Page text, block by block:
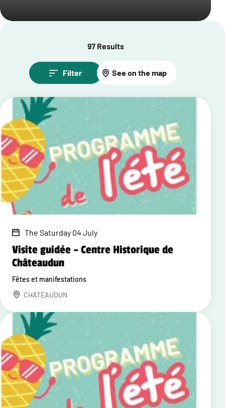
97 Results
Filter See on the map
The Saturday 04 July
Visite guidée – Centre Historique de
Châteaudun
Fêtes et manifestations
CHATEAUDUN